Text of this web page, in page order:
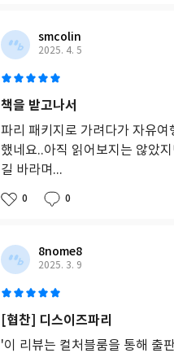
smcolin
2025. 4. 5
책을 받고나서
파리 패키지로 가려다가 자유
했네요..아직 읽어보지는 않았
길 바라며...
0 0
8nome8
2025. 3. 9
[협찬] 디스이즈파리
'이 리뷰는 컬처블룸을 통해 출